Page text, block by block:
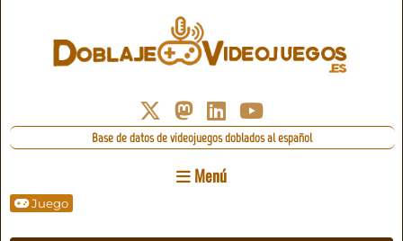
Base de datos de videojuegos doblados al español
Menú
Juego